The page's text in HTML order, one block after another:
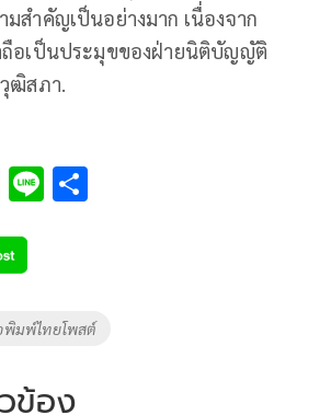
สำคัญเป็นอย่างมาก เนื่องจาก
อเป็นประมุขของฝ่ายนิติบัญญัติ
ฒิสภา.
C
p
y
Li
k
Li
พิมพ์ไทยโพสต์
ข้อง